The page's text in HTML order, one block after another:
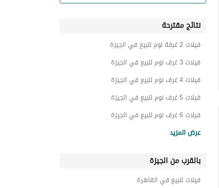
نتائج مقترحة
فيلات 2 غرفة نوم للبيع في الجيزة
فيلات 3 غرف نوم للبيع في الجيزة
فيلات 4 غرف نوم للبيع في الجيزة
فيلات 5 غرف نوم للبيع في الجيزة
فيلات 6 غرف نوم للبيع في الجيزة
توين هاوس للبيع في الجيزة
دوبليكس للبيع في الجيزة
عرض المزيد
بالقرب من الجيزة
فيلات للبيع في القاهرة